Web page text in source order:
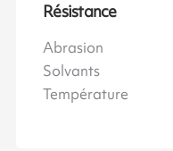
Résistance
Abrasion
Solvants
Température